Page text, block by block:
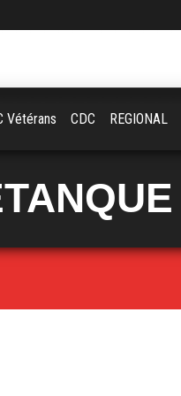
Vétérans CDC REGIONAL